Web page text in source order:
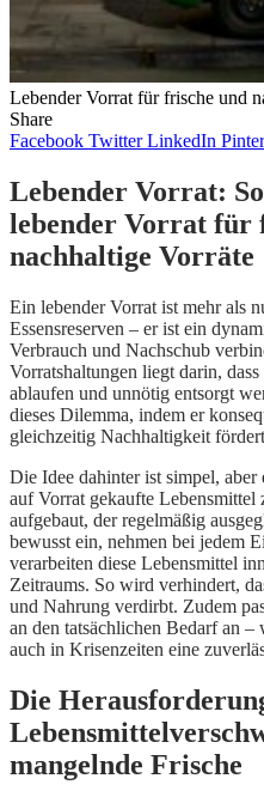
Lebender Vorrat für frische und
Share
Facebook Twitter LinkedIn
Lebender Vorrat:
lebender Vorrat für
nachhaltige Vorräte
Ein lebender Vorrat ist mehr als
Essensreserven – er ist ein
Verbrauch und Nachschub
Vorratshaltungen liegt darin,
ablaufen und unnötig entsorgt
dieses Dilemma, indem er
gleichzeitig Nachhaltigkeit
Die Idee dahinter ist simpel,
auf Vorrat gekaufte
aufgebaut, der regelmäßig
bewusst ein, nehmen bei jedem
verarbeiten diese Lebensmittel
Zeitraums. So wird verhindert,
und Nahrung verdirbt. Zudem
an den tatsächlichen Bedarf an
auch in Krisenzeiten eine
Die
mangelnde Frische